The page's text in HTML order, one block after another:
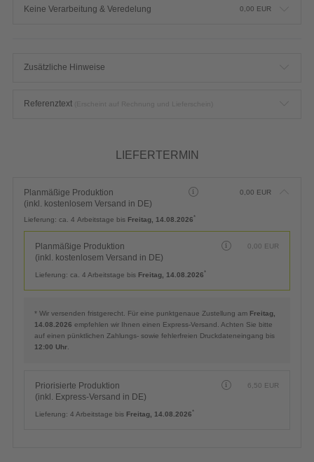
Keine Verarbeitung & Veredelung 0,00 EUR
Zusätzliche Hinweise
Referenztext
LIEFERTERMIN
Planmäßige Produktion
(inkl. kostenlosem Versand in DE)
0,00 EUR
Lieferung: ca. 4 Arbeitstage bis Freitag, 14.08.2026*
Planmäßige Produktion
(inkl. kostenlosem Versand in DE)
0,00 EUR
Lieferung: ca. 4 Arbeitstage bis Freitag, 14.08.2026*
* Wir versenden fristgerecht. Für eine punktgenaue Zustellung am Freitag,
14.08.2026 empfehlen wir Ihnen einen Express-Versand. Achten Sie bitte
auf einen pünktlichen Zahlungs- sowie fehlerfreien Druckdateneingang bis
12:00 Uhr
Priorisierte Produktion
(inkl. Express-Versand in DE)
6,50 EUR
Lieferung: 4 Arbeitstage bis Freitag, 14.08.2026*